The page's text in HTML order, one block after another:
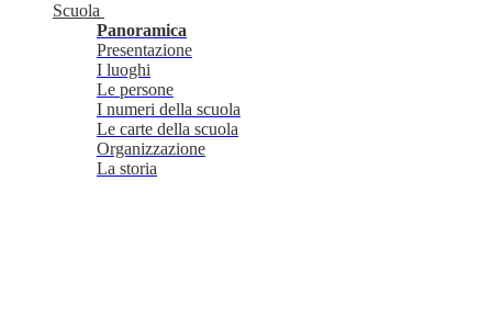
Scuola
Panoramica
Presentazione
I luoghi
Le persone
I numeri della scuola
Le carte della scuola
Organizzazione
La storia